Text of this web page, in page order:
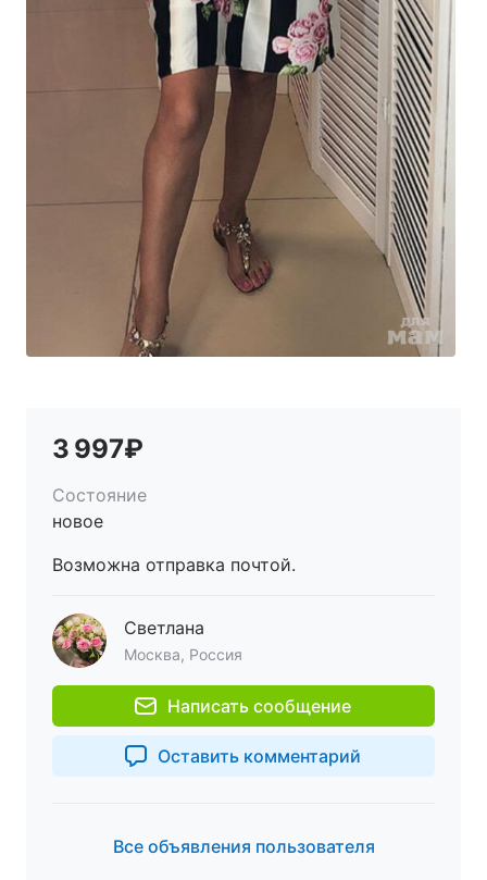
3 997₽
Состояние
новое
Возможна отправка почтой.
Светлана
Москва, Россия
Написать сообщение
Оставить комментарий
Все объявления пользователя